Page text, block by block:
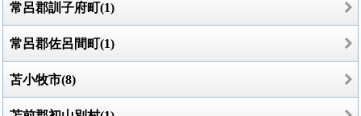
常呂郡訓子府町(1)
常呂郡佐呂間町(1)
苫小牧市(8)